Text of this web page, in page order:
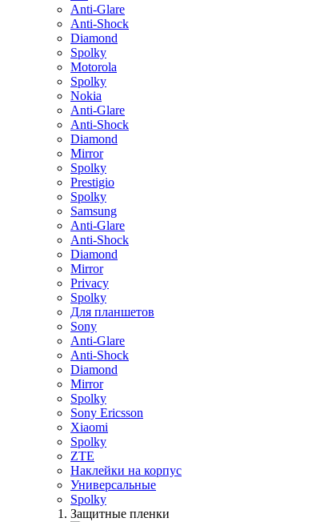
Anti-Glare
Anti-Shock
Diamond
Spolky
Motorola
Spolky
Nokia
Anti-Glare
Anti-Shock
Diamond
Mirror
Spolky
Prestigio
Spolky
Samsung
Anti-Glare
Anti-Shock
Diamond
Mirror
Privacy
Spolky
Для планшетов
Sony
Anti-Glare
Anti-Shock
Diamond
Mirror
Spolky
Sony Ericsson
Xiaomi
Spolky
ZTE
Наклейки на корпус
Универсальные
Spolky
Защитные пленки